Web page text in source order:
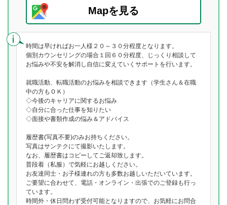
Mapを見る
時間は早ければお一人様２０～３０分程度となります。
個別カウンセリングの場合１回６０分程度、じっくり相談して
お悩みや不安を解消し自信に変えていくサポートを行います。
就職活動、転職活動のお悩みを相談できます（学生さん＆在職
中の方もＯＫ）
◇今後のキャリアに関するお悩み
◇自分に合った仕事を知りたい
◇面接や書類作成の悩み＆アドバイス
履歴書(写真不要)のみお持ちください。
写真はサンテクにて撮影いたします。
なお、履歴書はコピーしてご返却致します。
普段着（私服）で気軽にお越しください。
お友達同士・お子様連れの方も多数お越しいただいています。
ご要望に合わせて、電話・オンライン・出張でのご登録も行っ
ています。
時間外・休日問わず受付可能となりますので、お気軽にお問合